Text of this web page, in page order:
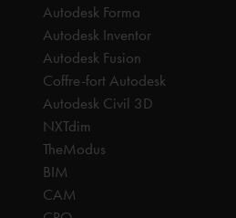
Autodesk Forma
Autodesk Inventor
Autodesk Fusion
Coffre-fort Autodesk
Autodesk Civil 3D
NXTdim
TheModus
BIM
CAM